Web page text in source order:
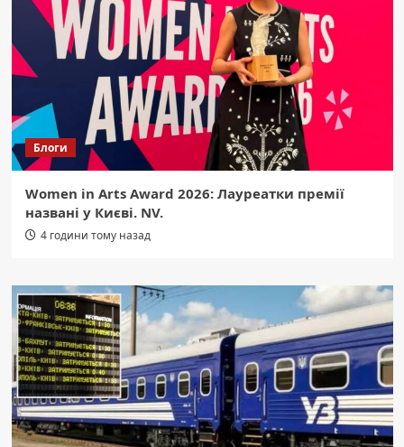
Блоги
Women in Arts Award 2026: Лауреатки премії
названі у Києві. NV.
4 години тому назад